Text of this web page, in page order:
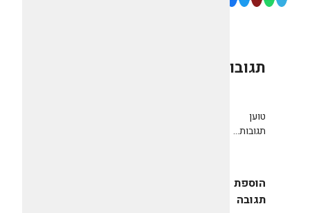
תגובות
טוען
תגובות...
הוספת
תגובה